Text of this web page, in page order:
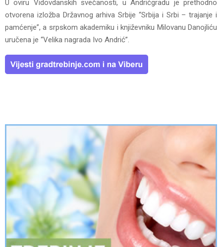
U oviru Vidovdanskih svečanosti, u Andrićgradu je prethodno
otvorena izložba Državnog arhiva Srbije “Srbija i Srbi – trajanje i
pamćenje”, a srpskom akademiku i književniku Milovanu Danojliću
uručena je “Velika nagrada Ivo Andrić”.